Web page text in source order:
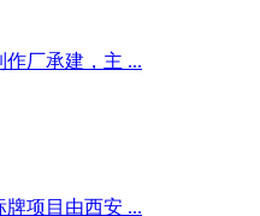
厂承建，主 ...
项目由西安 ...